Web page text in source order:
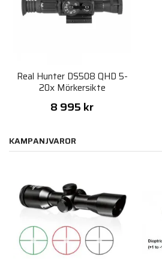
Real Hunter DS508 QHD 5-
20x Mörkersikte
8 995 kr
KAMPANJVAROR